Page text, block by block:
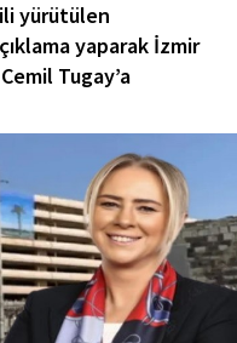
yürütülen
yaparak İzmir
Tugay’a